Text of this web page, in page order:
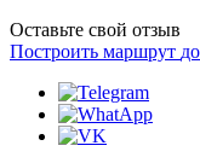
Оставьте свой отзыв
Построить маршрут